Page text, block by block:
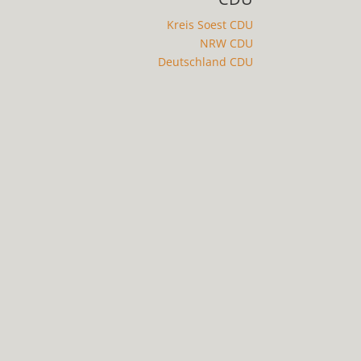
Kreis Soest CDU
NRW CDU
Deutschland CDU